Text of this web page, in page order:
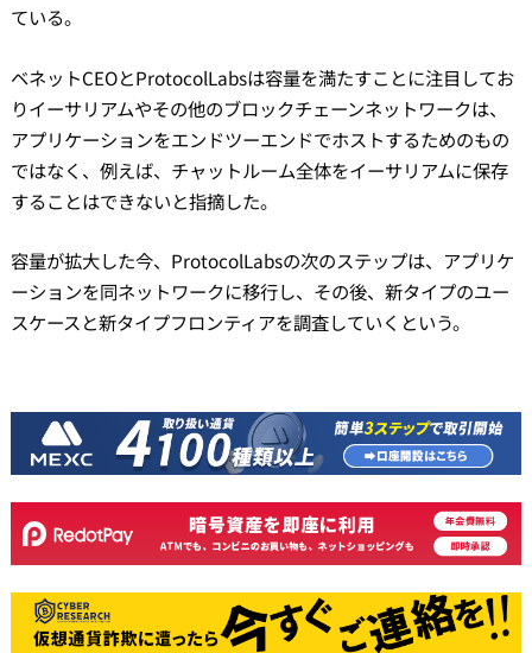
ている。
ベネットCEOとProtocolLabsは容量を満たすことに注目してお
りイーサリアムやその他のブロックチェーンネットワークは、
アプリケーションをエンドツーエンドでホストするためのもの
ではなく、例えば、チャットルーム全体をイーサリアムに保存
することはできないと指摘した。
容量が拡大した今、ProtocolLabsの次のステップは、アプリケ
ーションを同ネットワークに移行し、その後、新タイプのユー
スケースと新タイプフロンティアを調査していくという。